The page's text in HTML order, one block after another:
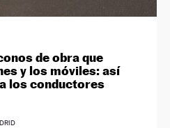
de obra que
y los móviles: así
los conductores